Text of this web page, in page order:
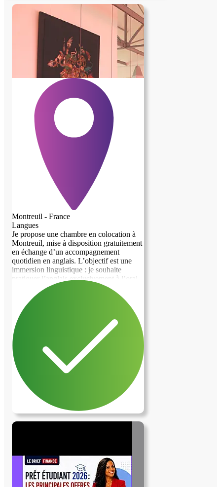
image précédente image suivante
Montreuil - France
Langues
Je propose une chambre en colocation à
Montreuil, mise à disposition gratuitement
en échange d’un accompagnement
quotidien en anglais. L’objectif est une
immersion linguistique : je souhaite
pratiquer l’anglais exclusivement à l’oral,
avec une présence d’environ 3 heures par
jour. Je recherche une personne :
anglophone ou avec un très bon niveau
d’anglais, à l’aise dans la conversation,
disponible, bienveillante et engagée dans
l’échange. Périodes souhaitées : du 20 mai
au 5 juin du 13 juin au 7 juillet L’idée est
de partager des moments du quotidien en
anglais (échanges, discussions, vie
courante), dans un esprit simple et naturel.
Appartement agréable, calme et bien situé
à Montreuil. Si vous êtes intéressé(e),
merci de m’écrire en me parlant un peu de
vous et de votre niveau d’anglais.